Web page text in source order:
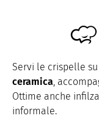
Servi le crispelle
ceramica,
Ottime anche
informale.